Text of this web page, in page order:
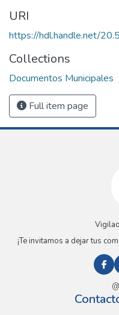
URI
https://hdl.handle.net/
Collections
Documentos Municipales
Full item page
¡Te invitamos a dejar tus